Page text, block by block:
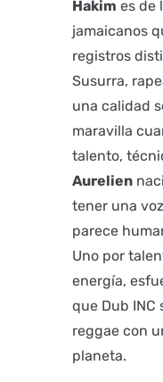
Hakim es de
jamaicanos
registros
Susurra,
una calidad
maravilla
talento,
Aurelien
tener una
parece
Uno por
energía,
que Dub INC
reggae con
planeta.